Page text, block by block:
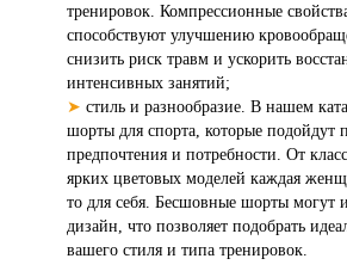
тренировок. Компрессионные
способствуют улучшению
снизить риск травм и ускорить
интенсивных занятий;
➤ стиль и разнообразие. В нашем
шорты для спорта, которые подойдут
предпочтения и потребности. От
ярких цветовых моделей каждая
то для себя. Бесшовные шорты могут
дизайн, что позволяет подобрать
вашего стиля и типа тренировок.